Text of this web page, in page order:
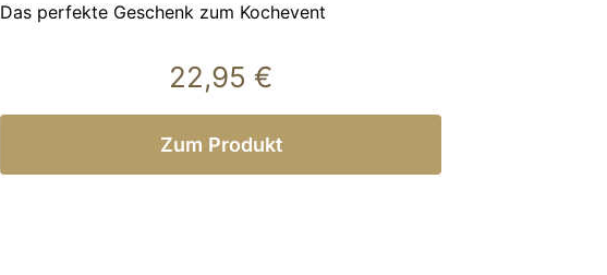
Das perfekte Geschenk zum Kochevent
22,95 €
Zum Produkt